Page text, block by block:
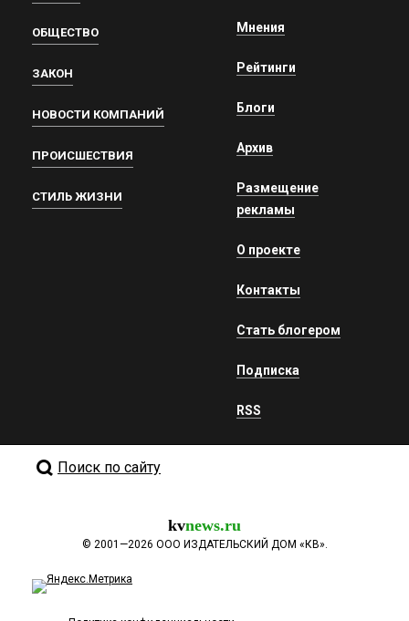
ОБЩЕСТВО
ЗАКОН
НОВОСТИ КОМПАНИЙ
ПРОИСШЕСТВИЯ
СТИЛЬ ЖИЗНИ
Мнения
Рейтинги
Блоги
Архив
Размещение
рекламы
О проекте
Контакты
Стать блогером
Подписка
RSS
Поиск по сайту
kvnews.ru
© 2001—2026 ООО ИЗДАТЕЛЬСКИЙ ДОМ «КВ».